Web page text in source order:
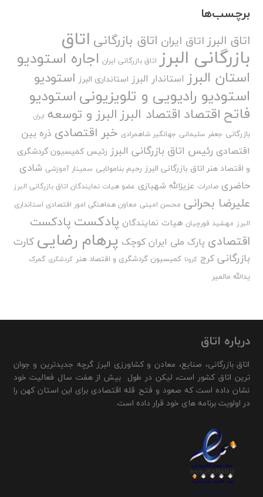
برچسب‌ها
اتاق البرز اتاق ایران اتاق بازرگانی اتاق
بازرگانی البرز اتاق بازرگانی ایران اجاره استودیو
استان البرز استاندار البرز استانداری البرز استودیو
استودیو رادیویی و تلویزیونیاستودیو
فاتح اقتصاد اقتصاد البرزالبرز و توسعه ایران
بازرگانی جعفر سلیمانی جهانگیر شاهمرادی خبر اقتصادی ذره بین
اقتصادی رئیس اتاق بازرگانی البرز رئیس کمیسیون گردشگری
و اقتصاد هنر اتاق بازرگانی البرز رحیم بنامولایی سمینار آموزشی شادی
حاضری صادرات عزیزالله شهبازی عضو هیات نمایندگان اتاق بازرگانی البرز
علیرضا بحرانی محسن امینی معاون هماهنگی امور اقتصادی استانداری
البرز مهشید قورچیان هیات نمایندگان پادکست پادکست
اقتصادی پارک ملی ایران کوچک پرهام رضایی کارت
بازرگانی کرج کرونا کمیسیون گردشگری و اقتصاد هنر گردشگری گمرک
یدالله مالمیر
درباره اتاق
اتاق بازرگانی، صنایع، معادن و کشاورزی البرز گرچه جدیدترین و جوان
ترین اتاق کشور است، لیکن در طول بیش از هفت سال فعالیت خود
نشان داده است که صعود و فتح قله اقتصادی برای این استان کهن را
در اولویت برنامه های خود قرار داده است.